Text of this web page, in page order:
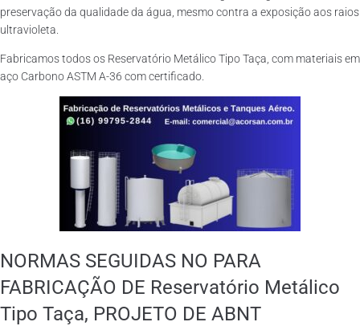
preservação da qualidade da água, mesmo contra a exposição aos raios
ultravioleta.
Fabricamos todos os Reservatório Metálico Tipo Taça, com materiais em
aço Carbono ASTM A-36 com certificado.
NORMAS SEGUIDAS NO PARA
FABRICAÇÃO DE Reservatório Metálico
Tipo Taça, PROJETO DE ABNT